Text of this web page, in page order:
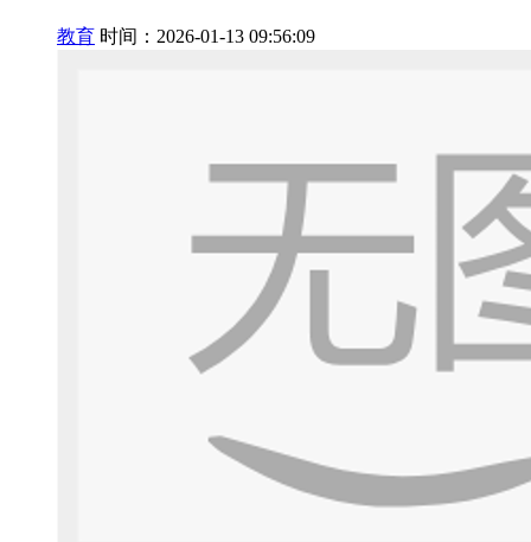
教育 时间：2026-01-13 09:56:09